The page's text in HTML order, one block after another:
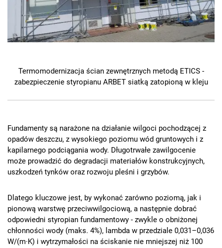
Termomodernizacja ścian zewnętrznych metodą ETICS -
zabezpieczenie styropianu ARBET siatką zatopioną w kleju
Fundamenty są narażone na działanie wilgoci pochodzącej z
opadów deszczu, z wysokiego poziomu wód gruntowych i z
kapilarnego podciągania wody. Długotrwałe zawilgocenie
może prowadzić do degradacji materiałów konstrukcyjnych,
uszkodzeń tynków oraz rozwoju pleśni i grzybów.
Dlatego kluczowe jest, by wykonać zarówno poziomą, jak i
pionową warstwę przeciwwilgociową, a następnie dobrać
odpowiedni styropian fundamentowy - zwykle o obniżonej
chłonności wody (maks. 4%), lambda w przedziale 0,031–0,036
W/(m·K) i wytrzymałości na ściskanie nie mniejszej niż 100